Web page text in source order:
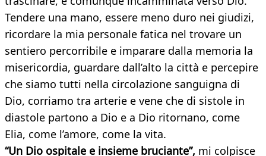
Tendere una mano, essere meno duro nei giudizi,
ricordare la mia personale fatica nel trovare un
sentiero percorribile e imparare dalla memoria la
misericordia, guardare dall’alto la città e percepire
che siamo tutti nella circolazione sanguigna di
Dio, corriamo tra arterie e vene che di sistole in
diastole partono a Dio e a Dio ritornano, come
Elia, come l’amore, come la vita.
“Un Dio ospitale e insieme bruciante”, mi colpisce